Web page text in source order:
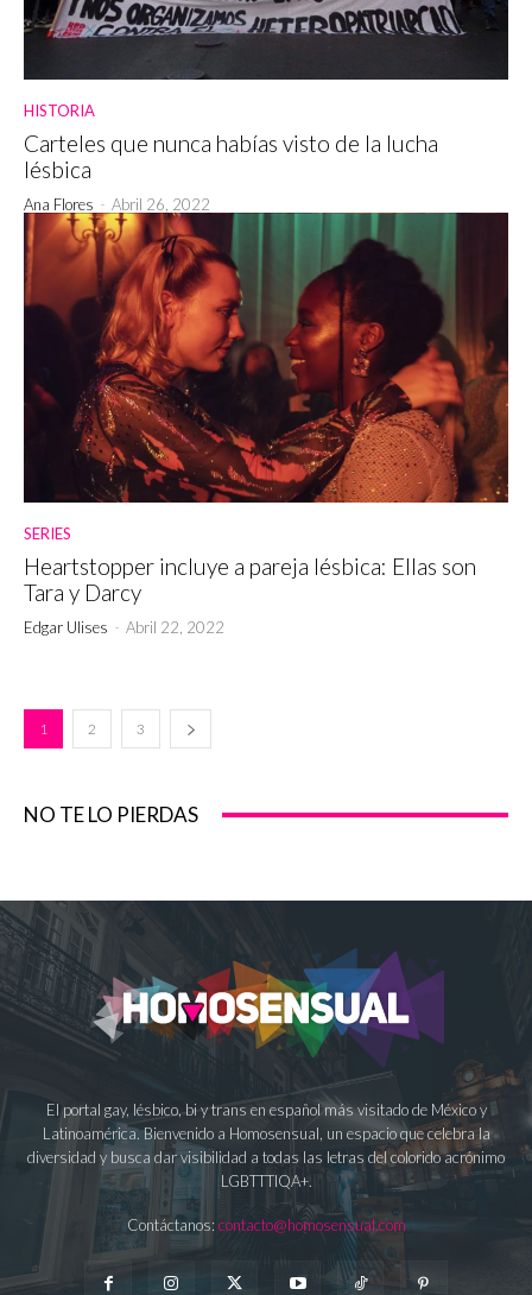
HISTORIA
Carteles que nunca habías visto de la lucha
lésbica
Ana Flores - Abril 26, 2022
SERIES
Heartstopper incluye a pareja lésbica: Ellas son
Tara y Darcy
Edgar Ulises - Abril 22, 2022
1 2 3
NO TE LO PIERDAS
El portal gay, lésbico, bi y trans en español más visitado de México y
Latinoamérica. Bienvenido a Homosensual, un espacio que celebra la
diversidad y busca dar visibilidad a todas las letras del colorido acrónimo
LGBTTTIQA+.
Contáctanos: contacto@homosensual.com